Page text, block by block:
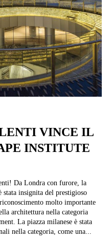
VINCE IL
INSTITUTE
Da Londra con furore, la
stata insignita del prestigioso
molto importante
architettura nella categoria
La piazza milanese è stata
nella categoria, come una...